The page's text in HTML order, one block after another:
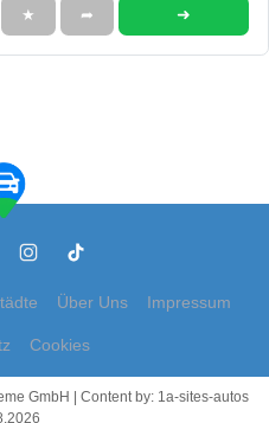
★ ➦ ➜
Über Uns Impressum
Cookies
GmbH | Content by: 1a-sites-autos